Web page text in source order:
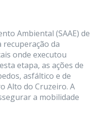
Ambiental (SAAE) de
recuperação da
onde executou
etapa, as ações de
asfáltico e de
Alto do Cruzeiro. A
a mobilidade